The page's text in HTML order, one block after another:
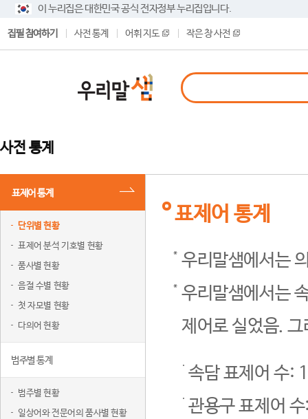
이 누리집은 대한민국 공식 전자정부 누리집입니다.
집필 참여하기 사전 통계 어휘 지도 작은 창 사전
사전 통계
표제어 통계
단위별 현황
표제어 분석 기호별 현황
품사별 현황
음절 수별 현황
첫 자모별 현황
다의어 현황
범주별 통계
범주별 현황
일상어와 전문어의 품사별 현황
표제어 통계
우리말샘에서는
우리말샘에서는
제어로 실었음.
속담 표제어 수:
관용구 표제어